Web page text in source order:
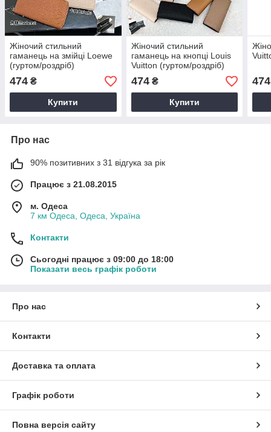
Жіночий стильний
гаманець на змійці Loewe
(гуртом/роздріб)
474 ₴
Купити
Жіночий стильний
гаманець на кнопці Louis
Vuitton (гуртом/роздріб)
474₴
Купити
474
Про нас
90% позитивних з 31 відгука за рік
Працює з 21.08.2015
м. Одеса
7 км Одеса, Одеса, Україна
Контакти
Сьогодні працює з 09:00 до 18:00
Показати весь графік роботи
Про нас
Контакти
Доставка та оплата
Графік роботи
Повна версія сайту